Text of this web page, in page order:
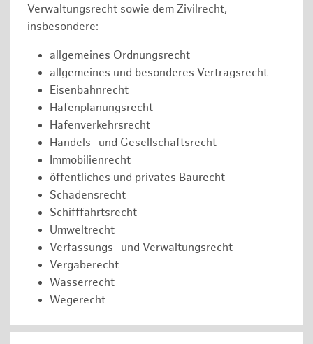
Verwaltungsrecht sowie dem Zivilrecht,
insbesondere:
allgemeines Ordnungsrecht
allgemeines und besonderes Vertragsrecht
Eisenbahnrecht
Hafenplanungsrecht
Hafenverkehrsrecht
Handels- und Gesellschaftsrecht
Immobilienrecht
öffentliches und privates Baurecht
Schadensrecht
Schifffahrtsrecht
Umweltrecht
Verfassungs- und Verwaltungsrecht
Vergaberecht
Wasserrecht
Wegerecht